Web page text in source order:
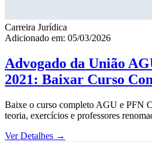
Carreira Jurídica
Adicionado em: 05/03/2026
Advogado da União
2021: Baixar Curso
Baixe o curso completo AGU e PFN
teoria, exercícios e professores
Ver Detalhes →